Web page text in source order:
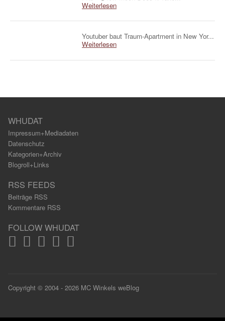
Weiterlesen
Youtuber baut Traum-Apartment in New Yor...
Weiterlesen
WHUDAT
Impressum+Mediadaten
Datenschutz
Kategorien+Archiv
Blogroll+Links
RSS FEEDS
Beiträge RSS
Kommentare RSS
FOLLOW WHUDAT
Copyright © 2004 - 2026 MC Winkels weBlog